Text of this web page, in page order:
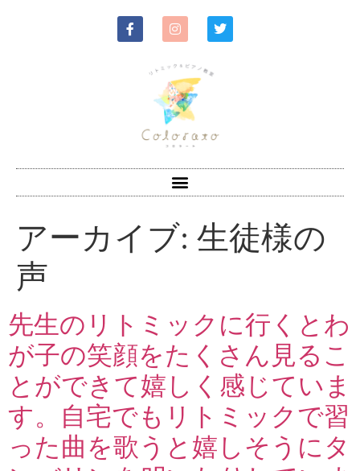
アーカイブ: 生徒様の
声
先生のリトミックに行くとわ
が子の笑顔をたくさん見るこ
とができて嬉しく感じていま
す。自宅でもリトミックで習
った曲を歌うと嬉しそうにタ